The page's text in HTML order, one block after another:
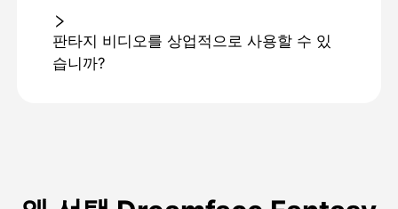
판타지 비디오를 상업적으로 사용할 수 있
습니까?